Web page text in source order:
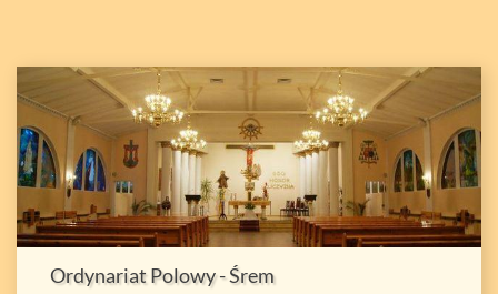
Ordynariat Polowy - Śrem